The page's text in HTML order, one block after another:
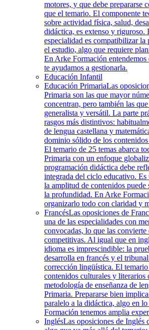
motores, y que debe prepararse
que el temario. El componente
sobre actividad física, salud,
didáctica, es extenso y riguroso.
especialidad es compatibilizar la
el estudio, algo que requiere
En Arke Formación entendemos
te ayudamos a gestionarla.
Educación Infantil
Educación PrimariaLas
Primaria son las que mayor
concentran, pero también las
generalista y versátil. La parte
rasgos más distintivos:
de lengua castellana y
dominio sólido de los
El temario de 25 temas abarca
Primaria con un enfoque
programación didáctica debe
integrada del ciclo educativo.
la amplitud de contenidos puede
la profundidad. En Arke
organizarlo todo con claridad y
FrancésLas oposiciones de
una de las especialidades con
convocadas, lo que las convierte
competitivas. Al igual que en
idioma es imprescindible: la
desarrolla en francés y el
corrección lingüística. El
contenidos culturales y literarios
metodología de enseñanza de
Primaria. Prepararse bien
paralelo a la didáctica, algo en
Formación tenemos amplia
InglésLas oposiciones de Inglés